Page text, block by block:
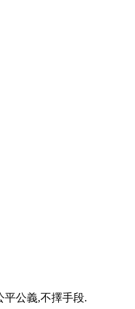
平公義,不擇手段.